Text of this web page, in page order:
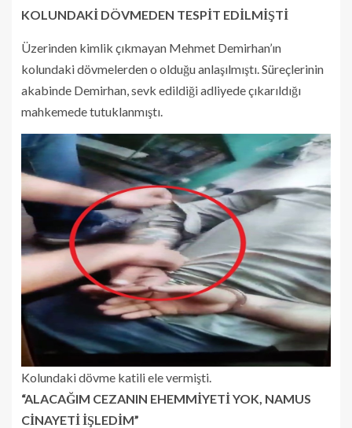
KOLUNDAKİ DÖVMEDEN TESPİT EDİLMİŞTİ
Üzerinden kimlik çıkmayan Mehmet Demirhan’ın
kolundaki dövmelerden o olduğu anlaşılmıştı. Süreçlerinin
akabinde Demirhan, sevk edildiği adliyede çıkarıldığı
mahkemede tutuklanmıştı.
Kolundaki dövme katili ele vermişti.
“ALACAĞIM CEZANIN EHEMMİYETİ YOK, NAMUS
CİNAYETİ İŞLEDİM”